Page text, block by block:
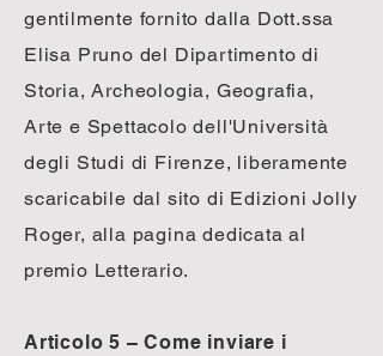
gentilmente fornito dalla Dott.ssa
Elisa Pruno del Dipartimento di
Storia, Archeologia, Geografia,
Arte e Spettacolo dell'Università
degli Studi di Firenze, liberamente
scaricabile dal sito di Edizioni Jolly
Roger, alla pagina dedicata al
premio Letterario.
Articolo 5 – Come inviare i